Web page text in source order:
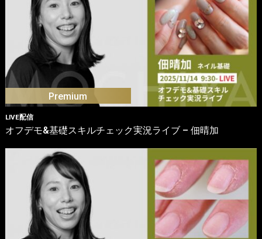
LIVE配信
オフデモ&基礎スキルチェック実況ライブ – 佃晴加